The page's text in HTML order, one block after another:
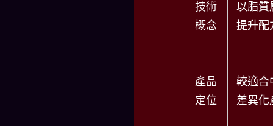
技術
概念
以脂質
提升配
產品
定位
較適合
差異化